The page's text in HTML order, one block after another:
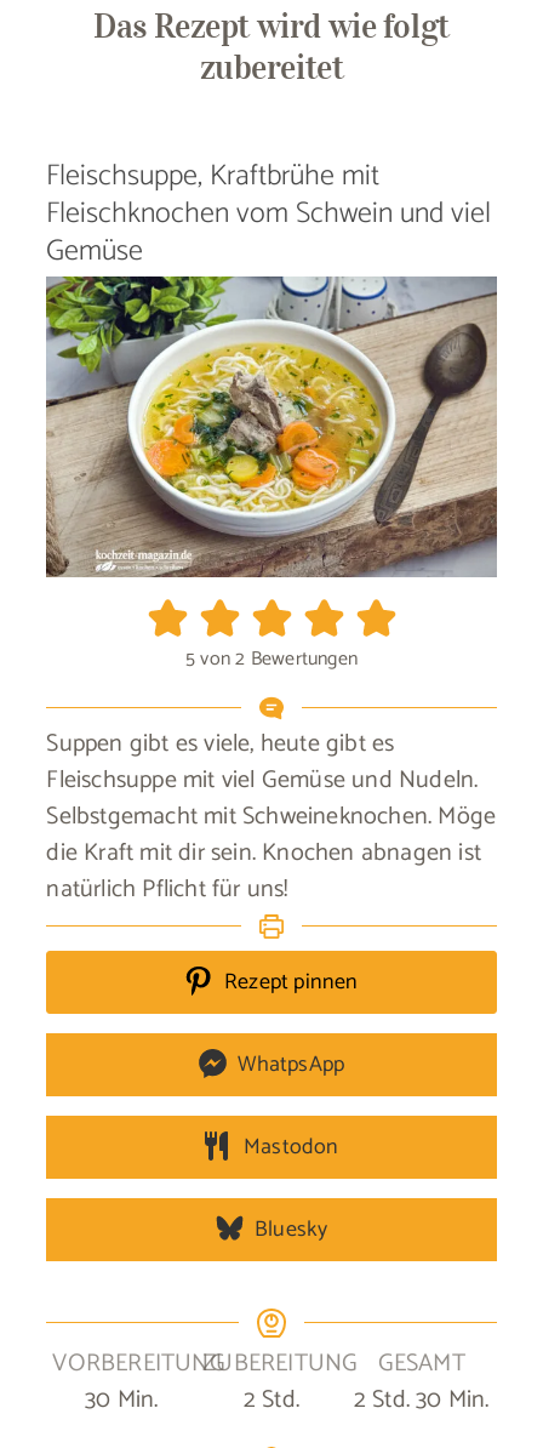
Das Rezept wird wie folgt
zubereitet
Fleischsuppe, Kraftbrühe mit
Fleischknochen vom Schwein und viel
Gemüse
5von2 Bewertungen
Suppen gibt es viele, heute gibt es
Fleischsuppe mit viel Gemüse und Nudeln.
Selbstgemacht mit Schweineknochen. Möge
die Kraft mit dir sein. Knochen abnagen ist
natürlich Pflicht für uns!
Rezept pinnen
WhatpsApp
Mastodon
Bluesky
VORBEREITUNG
30Minuten
Min.
ZUBEREITUNG
2 Stunden
Std.
GESAMT
2Stunden
Std.30Minuten
Min.